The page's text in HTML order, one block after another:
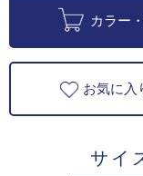
カラー
お気に入
サイ